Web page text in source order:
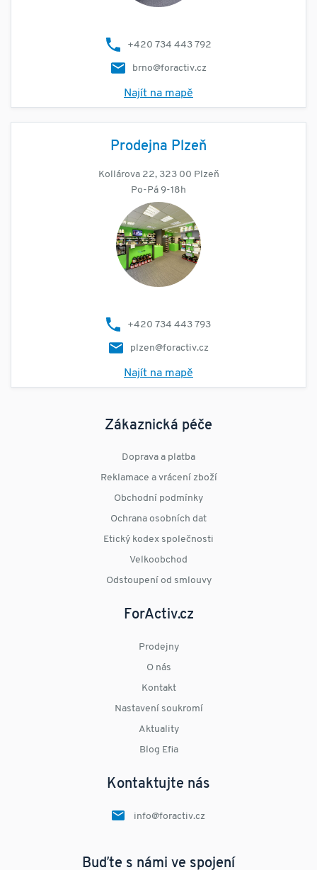
+420 734 443 792
brno@foractiv.cz
Najít na mapě
Prodejna Plzeň
Kollárova 22, 323 00 Plzeň
Po-Pá 9-18h
+420 734 443 793
plzen@foractiv.cz
Najít na mapě
Zákaznická péče
Doprava a platba
Reklamace a vrácení zboží
Obchodní podmínky
Ochrana osobních dat
Etický kodex společnosti
Velkoobchod
Odstoupení od smlouvy
ForActiv.cz
Prodejny
O nás
Kontakt
Nastavení soukromí
Aktuality
Blog Efia
Kontaktujte nás
info@foractiv.cz
Buďte s námi ve spojení